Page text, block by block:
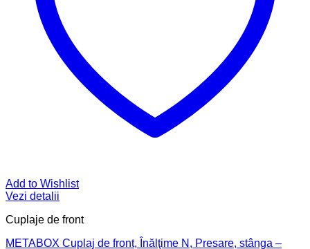
Add to Wishlist
Vezi detalii
Cuplaje de front
METABOX Cuplaj de front, Înălţime N, Presare, stânga –